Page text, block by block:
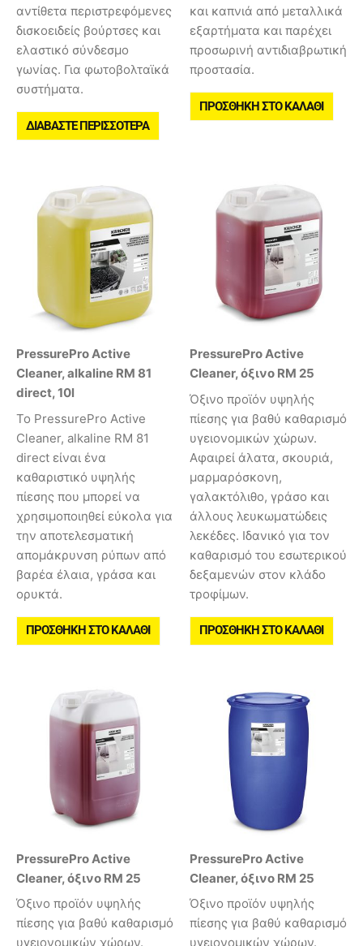
αντίθετα περιστρεφόμενες
δισκοειδείς βούρτσες και
ελαστικό σύνδεσμο
γωνίας. Για φωτοβολταϊκά
συστήματα.
ΔΙΑΒΆΣΤΕ ΠΕΡΙΣΣΌΤΕΡΑ
και καπνιά από μεταλλικά
εξαρτήματα και παρέχει
προσωρινή αντιδιαβρωτική
προστασία.
ΠΡΟΣΘΉΚΗ ΣΤΟ ΚΑΛΆΘΙ
PressurePro Active
Cleaner, alkaline RM 81
direct, 10l
Το PressurePro Active
Cleaner, alkaline RM 81
direct είναι ένα
καθαριστικό υψηλής
πίεσης που μπορεί να
χρησιμοποιηθεί εύκολα για
την αποτελεσματική
απομάκρυνση ρύπων από
βαρέα έλαια, γράσα και
ορυκτά.
ΠΡΟΣΘΉΚΗ ΣΤΟ ΚΑΛΆΘΙ
PressurePro Active
Cleaner, όξινο RM 25
Όξινο προϊόν υψηλής
πίεσης για βαθύ καθαρισμό
υγειονομικών χώρων.
Αφαιρεί άλατα, σκουριά,
μαρμαρόσκονη,
γαλακτόλιθο, γράσο και
άλλους λευκωματώδεις
λεκέδες. Ιδανικό για τον
καθαρισμό του εσωτερικού
δεξαμενών στον κλάδο
τροφίμων.
ΠΡΟΣΘΉΚΗ ΣΤΟ ΚΑΛΆΘΙ
PressurePro Active
Cleaner, όξινο RM 25
Όξινο προϊόν υψηλής
πίεσης για βαθύ καθαρισμό
υγειονομικών χώρων.
PressurePro Active
Cleaner, όξινο RM 25
Όξινο προϊόν υψηλής
πίεσης για βαθύ καθαρισμό
υγειονομικών χώρων.